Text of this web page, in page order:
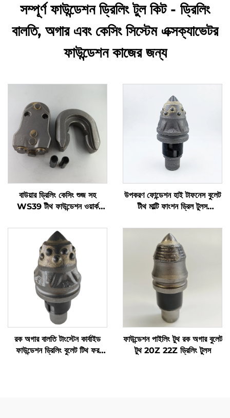
সম্পূর্ণ ফাউন্ডেশন ড্রিলিং টুল কিট - ড্রিলিং
বালতি, অগার এবং কেসিং সিস্টেম এক্সক্যাভেটর
ফাউন্ডেশন কাজের জন্য
বাউয়ার ড্রিলিং কেসিং শুজ সহ
WS39 টীথ ফাউন্ডেশন ওয়ার্ক
উপকরণ ফোন্ডেশন হাই টাফনেস বুলেট
টীথ মাল্টি ফাংশন ড্রিল টুলস
রক অগার বালতি টাংস্টেন কার্বাইড
ফাউন্ডেশন ড্রিলিং বুলেট টিথ ফর
ফাউন্ডেশন পাইলিং টুথ রক অগার বুলেট
টুথ 20Z 22Z ড্রিলিং টুলস